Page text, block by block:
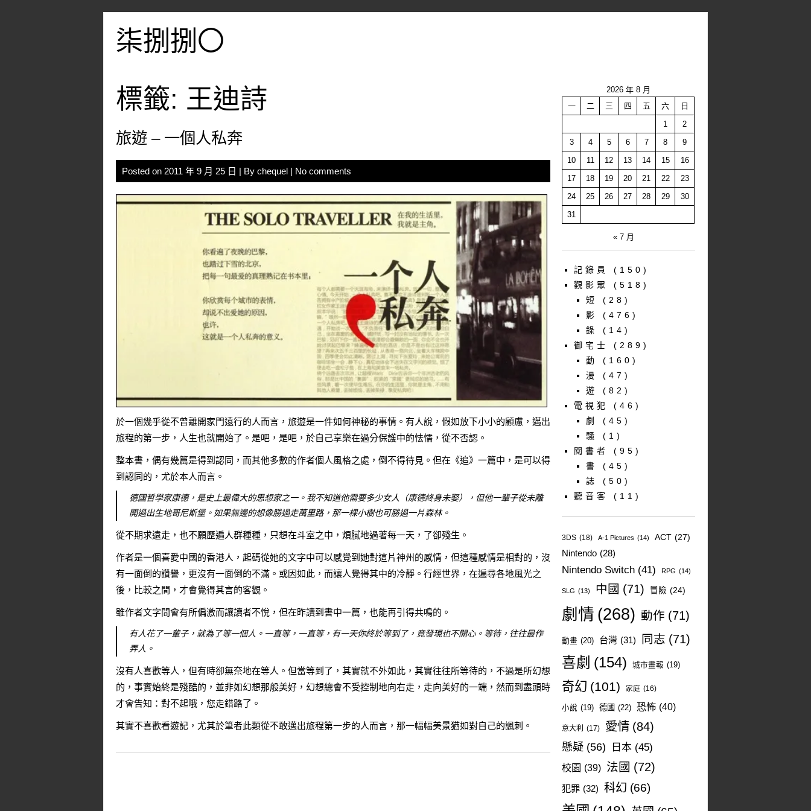
柒捌捌〇
標籤: 王迪詩
旅遊 – 一個人私奔
Posted on 2011 年 9 月 25 日 | By chequel | No comments
於一個幾乎從不曾離開家門遠行的人而言，旅遊是一件如何神秘的事情。有人說，假如放下小小的顧慮，邁出
旅程的第一步，人生也就開始了。是吧，是吧，於自己享樂在過分保護中的怯懦，從不否認。
整本書，偶有幾篇是得到認同，而其他多數的作者個人風格之處，倒不得待見。但在《追》一篇中，是可以得
到認同的，尤於本人而言。
德國哲學家康德，是史上最偉大的思想家之一。我不知道他需要多少女人（康德終身未娶），但他一輩子從未離
開過出生地哥尼斯堡。如果無邊的想像勝過走萬里路，那一棵小樹也可勝過一片森林。
從不期求遠走，也不願歷遍人群種種，只想在斗室之中，煩膩地過著每一天，了卻殘生。
作者是一個喜愛中國的香港人，起碼從她的文字中可以感覺到她對這片神州的感情，但這種感情是相對的，沒
有一面倒的讚譽，更沒有一面倒的不滿。或因如此，而讓人覺得其中的冷靜。行經世界，在遍尋各地風光之
後，比較之間，才會覺得其言的客觀。
雖作者文字間會有所偏激而讓讀者不悅，但在昨讀到書中一篇，也能再引得共鳴的。
有人花了一輩子，就為了等一個人。一直等，一直等，有一天你終於等到了，竟發現也不開心。等待，往往最作
弄人。
沒有人喜歡等人，但有時卻無奈地在等人。但當等到了，其實就不外如此，其實往往所等待的，不過是所幻想
的，事實始終是殘酷的，並非如幻想那般美好，幻想總會不受控制地向右走，走向美好的一端，然而到盡頭時
才會告知：對不起哦，您走錯路了。
其實不喜歡看遊記，尤其於筆者此類從不敢邁出旅程第一步的人而言，那一幅幅美景猶如對自己的諷刺。
2026 年 8 月
一
二 三 四 五 六
日
1
2
3
4 5 6 7 8
9
10
11 12 13 14 15
16
17
18 19 20 21 22
23
24
25 26 27 28 29
30
31
« 7 月
記錄員
(150)
觀影眾
(518)
短
(28)
影
(476)
錄
(14)
御宅士
(289)
動
(160)
漫
(47)
遊
(82)
電視犯
(46)
劇
(45)
騷
(1)
閱書者
(95)
書
(45)
誌
(50)
聽音客
(11)
3DS (18) A-1 Pictures (14) ACT (27)
Nintendo (28)
Nintendo Switch (41) RPG (14)
SLG (13) 中國 (71) 冒險 (24)
劇情 (268) 動作 (71)
動畫 (20) 台灣 (31) 同志 (71)
喜劇 (154) 城市畫報 (19)
奇幻 (101) 家庭 (16)
小說 (19) 德國 (22) 恐怖 (40)
意大利 (17) 愛情 (84)
懸疑 (56) 日本 (45)
校園 (39) 法國 (72)
犯罪 (32) 科幻 (66)